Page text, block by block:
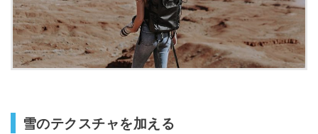
雪のテクスチャを加える